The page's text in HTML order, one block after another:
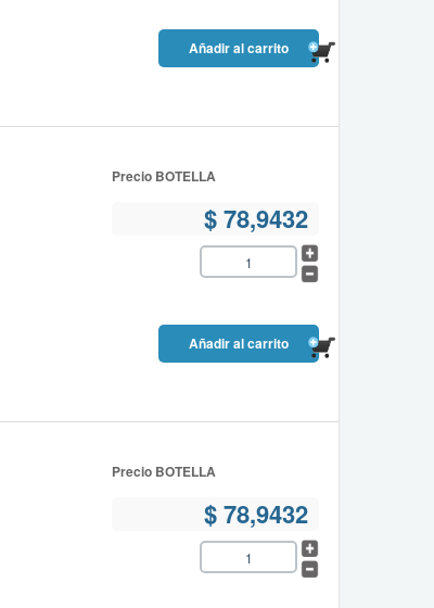
Precio BOTELLA
$ 78,9432
Precio BOTELLA
$ 78,9432